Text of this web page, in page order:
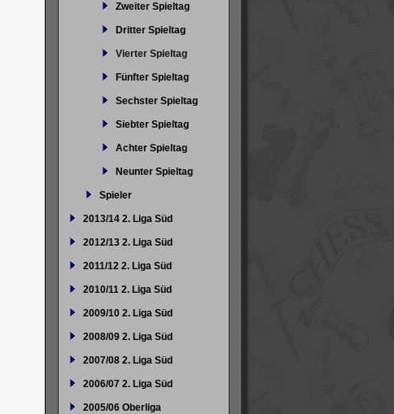
Zweiter Spieltag
Dritter Spieltag
Vierter Spieltag
Fünfter Spieltag
Sechster Spieltag
Siebter Spieltag
Achter Spieltag
Neunter Spieltag
Spieler
2013/14 2. Liga Süd
2012/13 2. Liga Süd
2011/12 2. Liga Süd
2010/11 2. Liga Süd
2009/10 2. Liga Süd
2008/09 2. Liga Süd
2007/08 2. Liga Süd
2006/07 2. Liga Süd
2005/06 Oberliga